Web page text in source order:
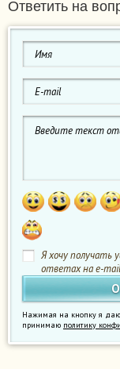
Ответить на
Я хочу получать
ответах на e-
Нажимая на кнопку я даю
принимаю политику